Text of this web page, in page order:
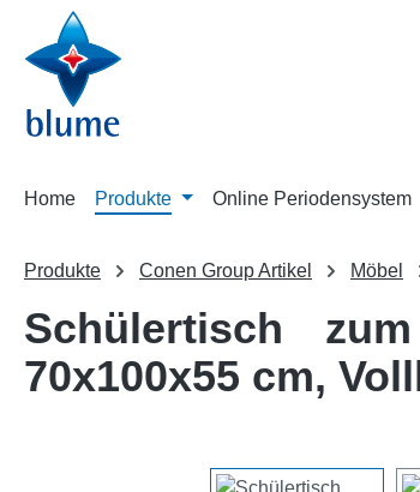
Hauptinhalt springen
Zur Suche springen
Zur Hauptnavigation springen
Home Produkte Online Periodensystem
Produkte Conen Group Artikel Möbel
Schülertisch
70x100x55 cm,
Bildergalerie überspringen